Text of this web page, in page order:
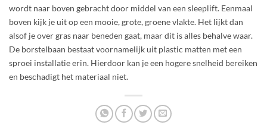
wordt naar boven gebracht door middel van een sleeplift. Eenmaal
boven kijk je uit op een mooie, grote, groene vlakte. Het lijkt dan
alsof je over gras naar beneden gaat, maar dit is alles behalve waar.
De borstelbaan bestaat voornamelijk uit plastic matten met een
sproei installatie erin. Hierdoor kan je een hogere snelheid bereiken
en beschadigt het materiaal niet.